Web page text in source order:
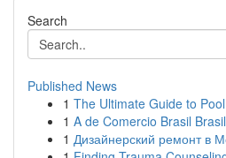
Search
Published News
1 The Ultimate Guide to
1 A de Comercio Brasil
1 Дизайнерский ремонт в